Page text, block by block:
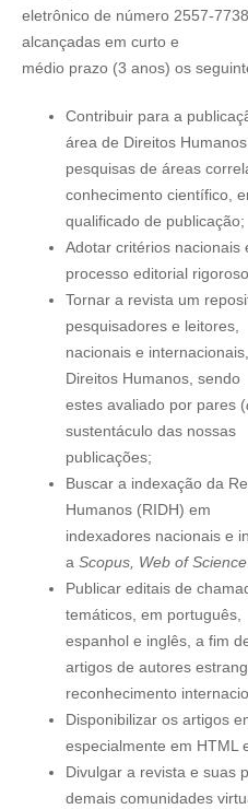
eletrônico de número 2557-
alcançadas em curto e
médio prazo (3 anos) os
Contribuir para a
área de Direitos
pesquisas de áreas
conhecimento científico,
qualificado de publicação;
Adotar critérios nacionais
processo editorial
Tornar a revista um
pesquisadores e leitores,
nacionais e
Direitos Humanos, sendo
estes avaliado por pares (
sustentáculo das nossas
publicações;
Buscar a indexação da
Humanos (RIDH) em
indexadores nacionais e
a Scopus, Web of Science
Publicar editais de
temáticos, em português,
espanhol e inglês, a fim
artigos de autores
reconhecimento
Disponibilizar os artigos
especialmente em HTML
Divulgar a revista e suas
demais comunidades